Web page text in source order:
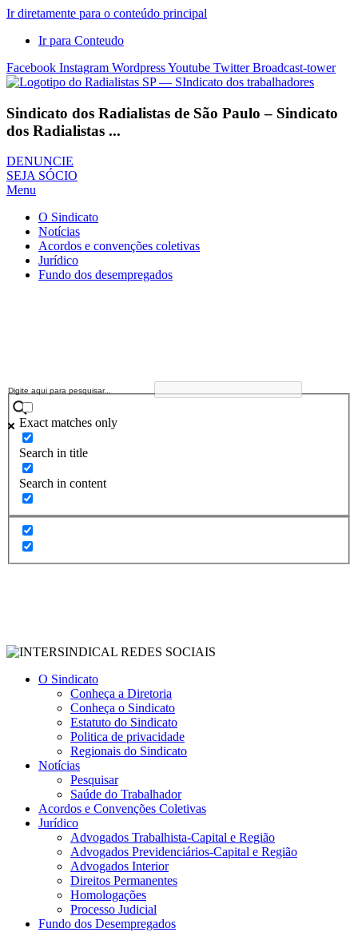
Ir diretamente para o conteúdo principal
Ir para Conteudo
Facebook Instagram WordpressYoutube Twitter Broadcast-tower
Sindicato dos Radialistas de São Paulo – Sindicato
dos Radialistas ...
DENUNCIE
SEJA SÓCIO
Menu
O Sindicato
Notícias
Acordos e convenções coletivas
Jurídico
Fundo dos desempregados
Exact matches only
Search in title
Search in content
O Sindicato
Conheça a Diretoria
Conheça o Sindicato
Estatuto do Sindicato
Politica de privacidade
Regionais do Sindicato
Notícias
Pesquisar
Saúde do Trabalhador
Acordos e Convenções Coletivas
Jurídico
Advogados Trabalhista-Capital e Região
Advogados Previdenciários-Capital e Região
Advogados Interior
Direitos Permanentes
Homologações
Processo Judicial
Fundo dos Desempregados